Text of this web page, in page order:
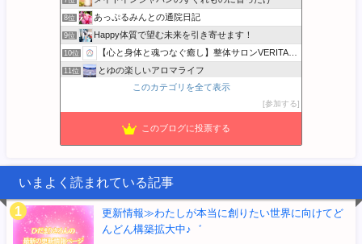
8位 あっぷるみんとの通院日記
9位 Happy体質で望む未来を引き寄せます！
10位 【心と身体と魂つなぐ癒し】整体サロンVERITASのブログ
11位 とゆの楽しいアロマライフ
心と体の土台から整え、本来の自分に還る暮らし
かまいと 家計簿書こうクラブ
このカテゴリを全て表示
参加する
このブログに投票する
いまよく読まれている記事
更新情報≫わたしが本当に創りたい世界に向けてど
んどん構築拡大中♪゛